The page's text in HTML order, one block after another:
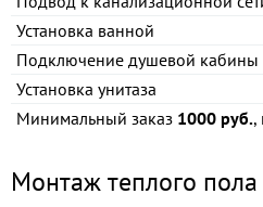
Установка ванной
Подключение душевой кабины
Установка унитаза
Минимальный заказ 1000 руб.,
Монтаж теплого пола